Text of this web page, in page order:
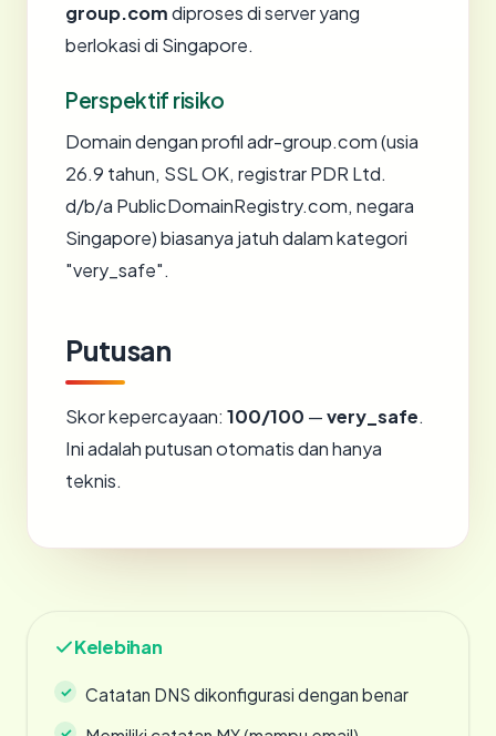
group.comdiproses di server yang
berlokasi di Singapore.
Perspektif risiko
Domain dengan profil adr-group.com (usia
26.9 tahun, SSL OK, registrar PDR Ltd.
d/b/a PublicDomainRegistry.com, negara
Singapore) biasanya jatuh dalam kategori
"very_safe".
Putusan
Skor kepercayaan: 100/100 —very_safe.
Ini adalah putusan otomatis dan hanya
teknis.
Kelebihan
Catatan DNS dikonfigurasi dengan benar